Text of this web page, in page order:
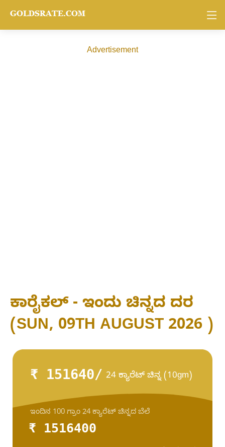
Advertisement
ಕಾರೈಕಲ್ - ಇಂದು ಚಿನ್ನದ ದರ
(SUN, 09TH AUGUST 2026 )
₹ 151640/ 24 ಕ್ಯಾರೆಟ್ ಚಿನ್ನ (10gm)
₹ 1516400
ಇಂದಿನ 100 ಗ್ರಾಂ 24 ಕ್ಯಾರೆಟ್ ಚಿನ್ನದ ಬೆಲೆ